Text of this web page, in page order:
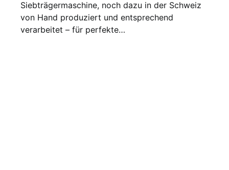
Siebträgermaschine, noch dazu in der Schweiz
von Hand produziert und entsprechend
verarbeitet – für perfekte…